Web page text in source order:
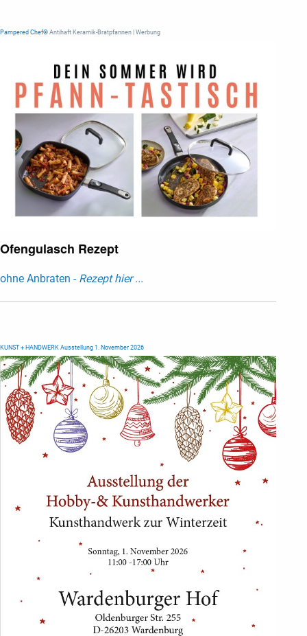
Pampered Chef® Antihaft Keramik-Bratpfannen | Werbung
Ofengulasch Rezept
ohne Anbraten - Rezept hier ...
KUNST + HANDWERK Ausstellung 1. November 2026